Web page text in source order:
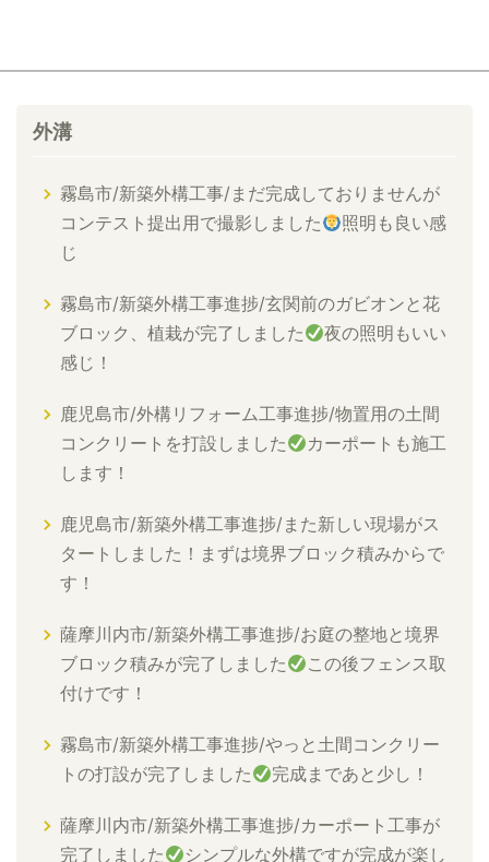
外溝
霧島市/新築外構工事/まだ完成しておりませんが
コンテスト提出用で撮影しました
照明も良い感
じ
霧島市/新築外構工事進捗/玄関前のガビオンと花
ブロック、植栽が完了しました
夜の照明もいい
感じ！
鹿児島市/外構リフォーム工事進捗/物置用の土間
コンクリートを打設しました
カーポートも施工
します！
鹿児島市/新築外構工事進捗/また新しい現場がス
タートしました！まずは境界ブロック積みからで
す！
薩摩川内市/新築外構工事進捗/お庭の整地と境界
ブロック積みが完了しました
この後フェンス取
付けです！
霧島市/新築外構工事進捗/やっと土間コンクリー
トの打設が完了しました
完成まであと少し！
薩摩川内市/新築外構工事進捗/カーポート工事が
完了しました
シンプルな外構ですが完成が楽し